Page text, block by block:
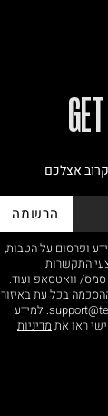
אצלכם
הרשמה
ופרסום על הטבות,
התקשרות
סמס/ וואטסאפ ועוד.
בכל עת באיזור
האישי או בפנייה לsupport@terminalx.com. למידע
ראו את מדיניות